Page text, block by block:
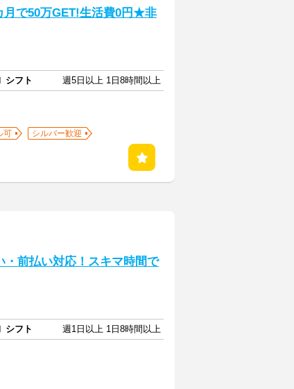
月で50万GET!生活費0円★非
シフト
週5日以上 1日8時間以上
可
シルバー歓迎
・前払い対応！スキマ時間で
シフト
週1日以上 1日8時間以上